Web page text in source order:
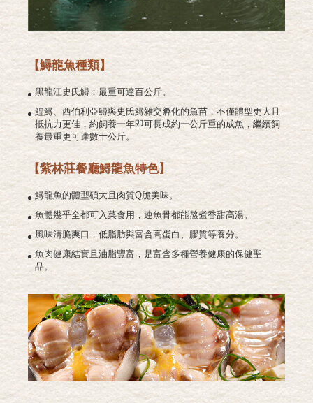
【鱘龍魚種類】
黑龍江史氏鱘：最重可達百公斤。
鰉鱘、西伯利亞鱘與史氏鱘雜交孵化的魚苗，不僅體型更大且
抵抗力更佳，約飼養一年即可長成約一公斤重的成魚，繼續飼
養最重更可達數十公斤。
【紫林莊餐廳鱘龍魚特色】
鱘龍魚的體型碩大且肉質Q脆美味。
魚體幾乎全都可入菜食用，連魚骨都能熬煮香甜高湯。
風味清脆爽口，低脂肪與富含高蛋白、膠質等養分。
魚肉健康結實且油脂豐富，是富含多種營養健康的保健聖
品。